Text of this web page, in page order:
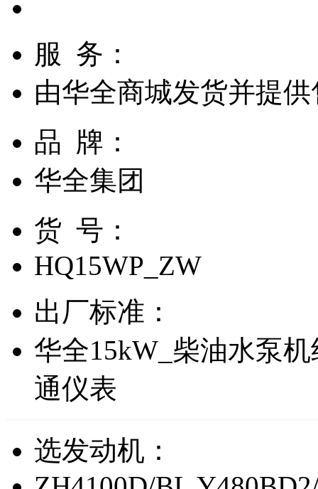
服 务：
由华全商城发货并提
品 牌：
华全集团
货 号：
HQ15WP_ZW
出厂标准：
华全15kW_柴油水泵
通仪表
选发动机：